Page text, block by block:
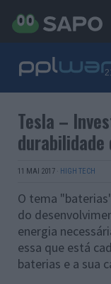
Tesla –
11 MAI 2017 · HIGH TECH
O tema
do
energia
essa que está
baterias e a sua